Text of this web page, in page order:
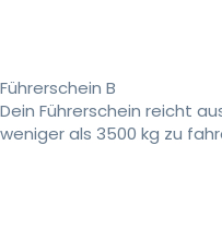
Führerschein B
Dein Führerschein reicht
weniger als 3500 kg zu